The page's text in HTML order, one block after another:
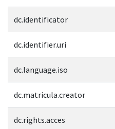
dc.identificator
dc.identifier.uri
dc.language.iso
dc.matricula.creator
dc.rights.acces